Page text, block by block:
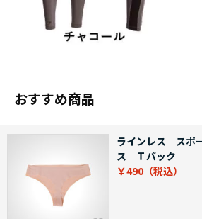
おすすめ商品
ラインレス スポ
ス Ｔバック
￥490